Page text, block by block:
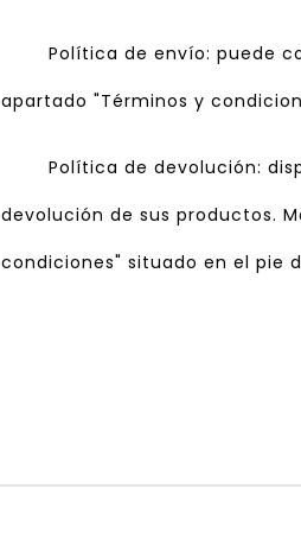
Política de envío: puede
apartado "Términos y
Política de devolución:
devolución de sus productos.
condiciones" situado en el pie